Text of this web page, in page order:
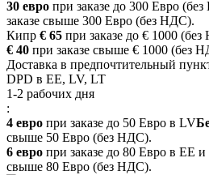
30 евро при заказе до 300 Евро
заказе свыше 300 Евро (без НДС).
Кипр € 65 при заказе до € 1000
€ 40 при заказе свыше € 1000 (без
Доставка в предпочтительный
DPD в EE, LV, LT
1-2 рабочих дня
:
4 евро при заказе до 50 Евро в LV
свыше 50 Евро (без НДС).
6 евро при заказе до 80 Евро в EE
свыше 80 Евро (без НДС).